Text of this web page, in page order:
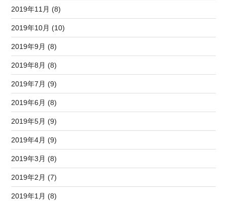
2019年11月 (8)
2019年10月 (10)
2019年9月 (8)
2019年8月 (8)
2019年7月 (9)
2019年6月 (8)
2019年5月 (9)
2019年4月 (9)
2019年3月 (8)
2019年2月 (7)
2019年1月 (8)